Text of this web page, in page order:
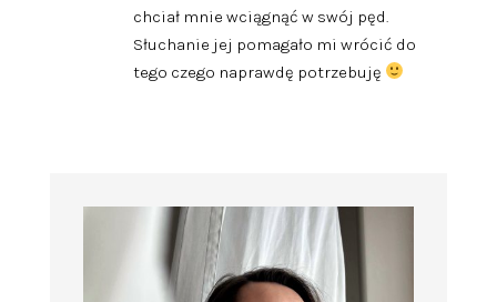
chciał mnie wciągnąć w swój pęd.
Słuchanie jej pomagało mi wrócić do
tego czego naprawdę potrzebuję